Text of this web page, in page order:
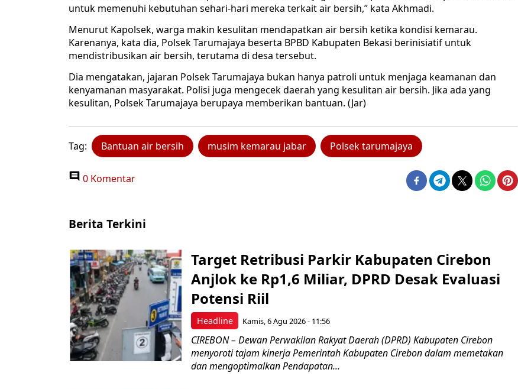
untuk memenuhi kebutuhan sehari-hari mereka terkait air bersih,” kata Akhmadi.
Menurut Kapolsek, warga makin kesulitan mendapatkan air bersih ketika kondisi kemarau.
Karenanya, kata dia, Polsek Tarumajaya beserta BPBD Kabupaten Bekasi berinisiatif untuk
mendistribusikan air bersih, terutama di desa tersebut.
Dia mengatakan, jajaran Polsek Tarumajaya bukan hanya patroli untuk menjaga keamanan dan
kenyamanan masyarakat. Polisi juga mengecek daerah yang kesulitan air bersih. Jika ada yang
kesulitan, Polsek Tarumajaya berupaya memberikan bantuan. (Jar)
Tag: Bantuan air bersih musim kemarau jabar Polsek tarumajaya
0 Komentar
Berita Terkini
Headline
Target Retribusi Parkir Kabupaten Cirebon
Anjlok ke Rp1,6 Miliar, DPRD Desak Evaluasi
Potensi Riil
Kamis, 6 Agu 2026 - 11:56
CIREBON – Dewan Perwakilan Rakyat Daerah (DPRD) Kabupaten Cirebon
menyoroti tajam kinerja Pemerintah Kabupaten Cirebon dalam memetakan
dan mengoptimalkan Pendapatan...